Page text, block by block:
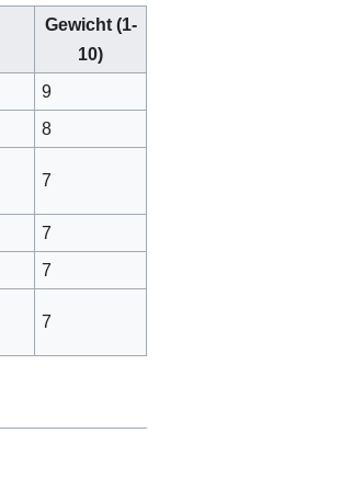
Gewicht (1-
10)
9
8
7
7
7
7